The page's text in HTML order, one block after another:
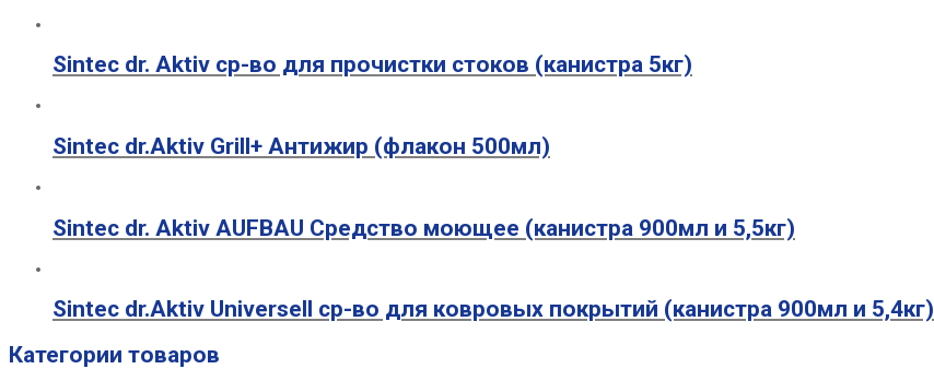
Sintec dr. Aktiv ср-во для прочистки стоков (канистра 5кг)
Sintec dr.Aktiv Grill+ Антижир (флакон 500мл)
Sintec dr. Aktiv AUFBAU Средство моющее (канистра 900мл и 5,5кг)
Sintec dr.Aktiv Universell ср-во для ковровых покрытий (канистра 900мл и 5,4кг)
Категории товаров